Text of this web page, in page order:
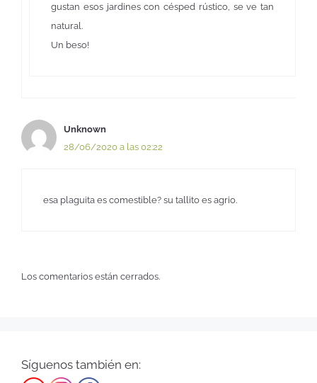
gustan esos jardines con césped rústico, se ve tan
natural.
Un beso!
Unknown
28/06/2020 a las 02:22
esa plaguita es comestible? su tallito es agrio.
Los comentarios están cerrados.
Síguenos también en: